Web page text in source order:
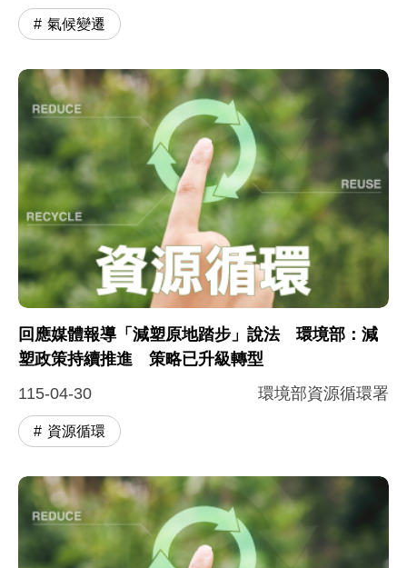
氣候變遷
回應媒體報導「減塑原地踏步」說法 環境部：減
塑政策持續推進 策略已升級轉型
115-04-30
環境部資源循環署
資源循環